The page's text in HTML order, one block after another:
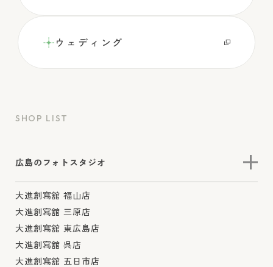
ウェディング
SHOP LIST
広島のフォトスタジオ
大進創寫舘 福山店
大進創寫舘 三原店
大進創寫舘 東広島店
大進創寫舘 呉店
大進創寫舘 五日市店